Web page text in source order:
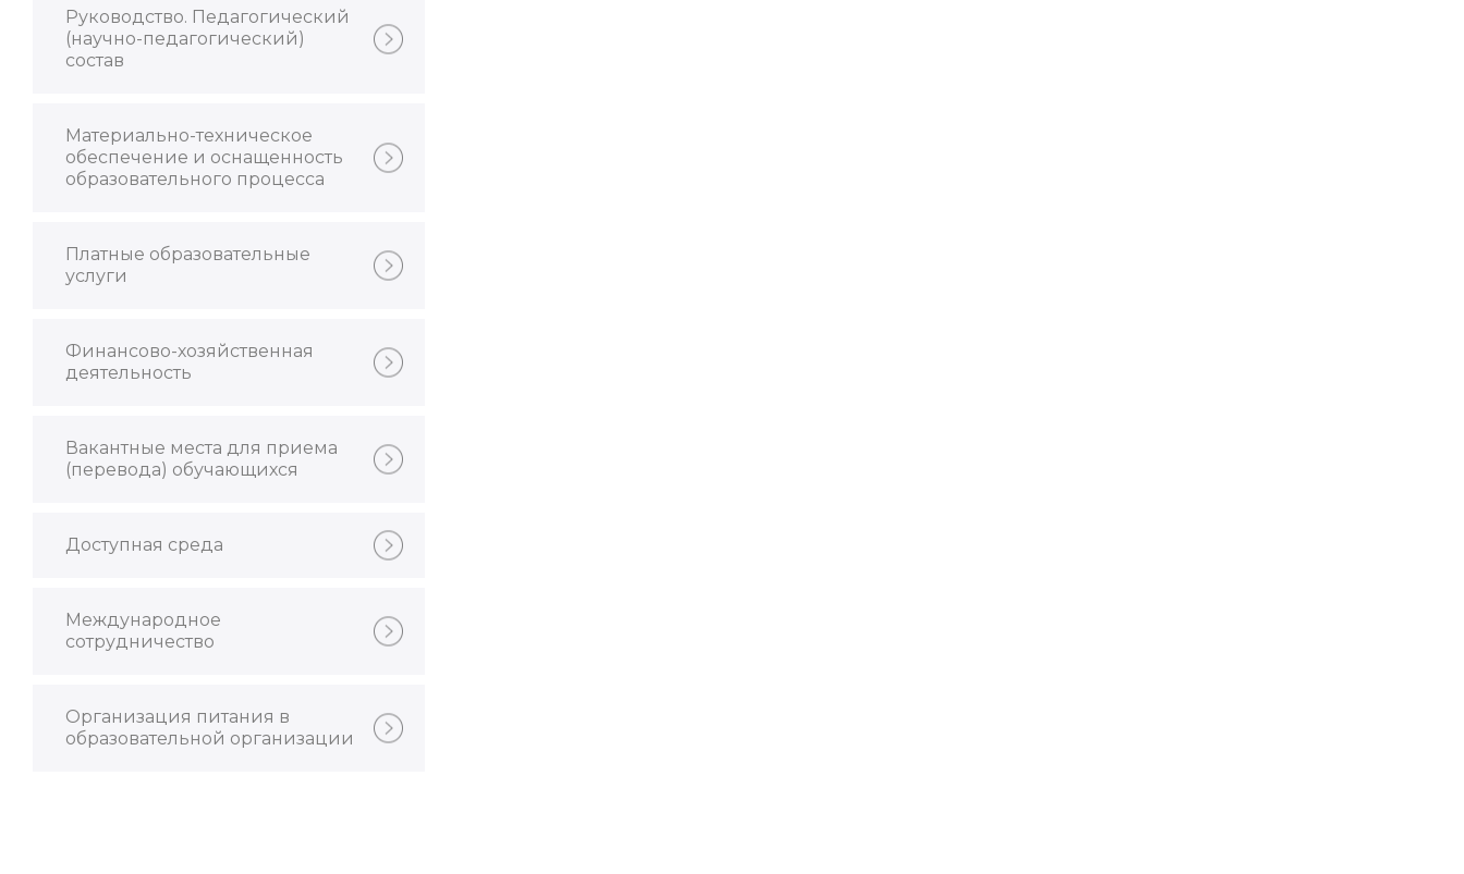
Руководство. Педагогический
(научно-педагогический)
состав
Материально-техническое
обеспечение и оснащенность
образовательного процесса
Платные образовательные
услуги
Финансово-хозяйственная
деятельность
Вакантные места для приема
(перевода) обучающихся
Доступная среда
Международное
сотрудничество
Организация питания в
образовательной организации